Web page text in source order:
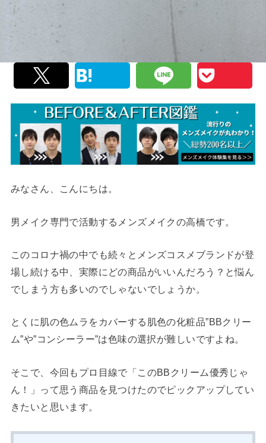
みなさん、こんにちは。
男メイク専門で活動するメンズメイクの高橋です。
このコロナ禍の中でも続々とメンズコスメブランドが登
場し続ける中、実際にどの商品がいいんだろう？と悩ん
でしまう方も多いのでしゃないでしょうか。
とくに肌の色ムラをカバーする肌色の化粧品”BBクリー
ム”や”コンシーラー”は色味の選択が難しいですよね。
そこで、今回もプロ目線で「このBBクリーム優秀じゃ
ん！」って思う商品を見つけたのでピックアップしてい
きたいと思います。